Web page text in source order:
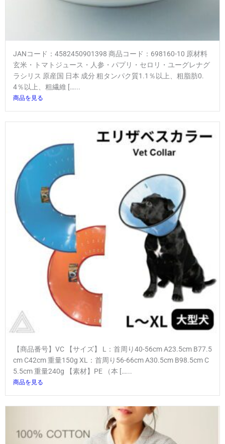
JANコード：4582450901398 商品コード：698160-10 原材料
玄米・トマトジュース・人参・パプリ・セロリ・ユーグレナグ
ラシリス 原産国 日本 成分 粗タンパク質1.1％以上、粗脂肪0.
4％以上、粗繊維 […...
商品を見る
【商品番号】VC 【サイズ】 L：首周り40-56cm A23.5cm B77.5
cm C42cm 重量150g XL：首周り56-66cm A30.5cm B98.5cm C
5.5cm 重量240g 【素材】PE （本 […...
商品を見る